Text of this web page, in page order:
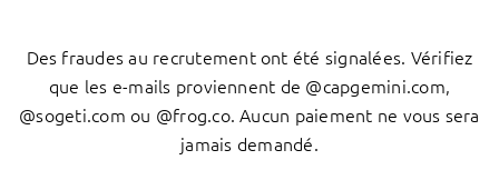
Des fraudes au recrutement ont été signalées. Vérifiez
que les e-mails proviennent de @capgemini.com,
@sogeti.com ou @frog.co. Aucun paiement ne vous sera
jamais demandé.